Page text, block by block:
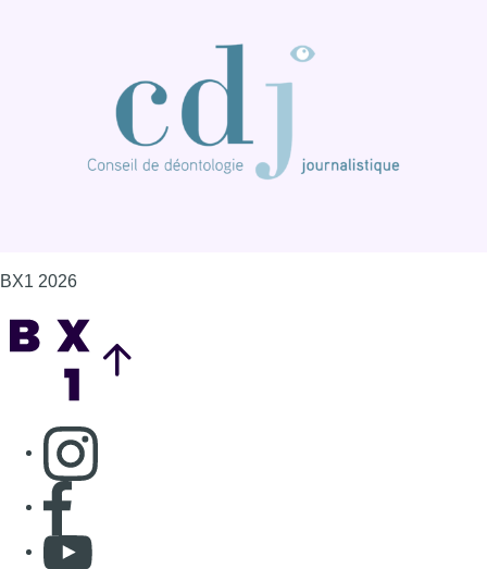
BX1 2026
Consulter page Instagram
Consulter page Facebook
Consulter Youtube